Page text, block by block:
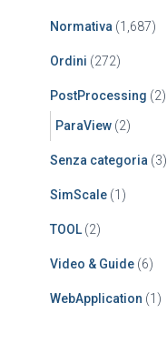
Normativa (1,687)
Ordini (272)
PostProcessing (2)
ParaView (2)
Senza categoria (3)
SimScale (1)
TOOL (2)
Video & Guide (6)
WebApplication (1)